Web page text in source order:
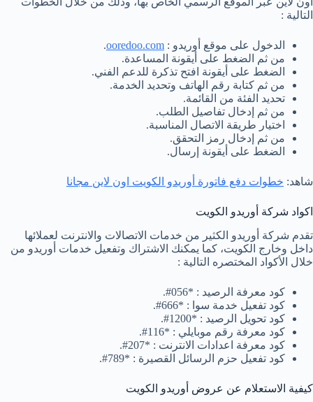
التالية :
الدخول على موقع أوريدو : ooredoo.com
.
من ثم الضغط على أيقونة المساعدة.
الضغط على أيقونة افتح تذكرة للدعم الفني.
من ثم كتابة رقم الهاتف وتحديد الخدمة.
تحديد الفئة من القائمة.
من ثم إدخال تفاصيل الطلب.
اختيار طريقة الاتصال المناسبة.
من ثم إدخال رمز التحقق.
الضغط على أيقونة إرسال.
شاهد: خطوات دفع فاتورة أوريدو الكويت اون لاين مجانا
اكواد شركة أوريدو الكويت
تقدم شركة أوريدو الكثير من خدمات الاتصالات والانترنت لعملائها
داخل وخارج الكويت، كما يمكنك الاشتراك وتفعيل خدمات أوريدو من
خلال الأكواد المختصره التالية :
كود معرفة الرصيد : *056#.
كود تفعيل خدمة سوا : *666#.
كود تحويل الرصيد : *1200#.
كود معرفة رقم موبايلي : *116#.
كود معرفة اعدادات الانترنت : *207#.
كود تفعيل حزم الرسائل القصيرة : *789#.
كيفية الاستعلام عن عروض أوريدو الكويت